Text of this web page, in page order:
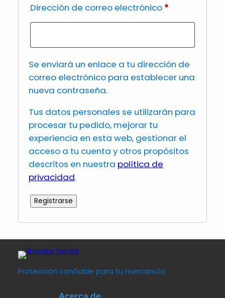
Dirección de correo electrónico *Obligatorio
Se enviará un enlace a tu dirección de
correo electrónico para establecer una
nueva contraseña.
Tus datos personales se utilizarán para
procesar tu pedido, mejorar tu
experiencia en esta web, gestionar el
acceso a tu cuenta y otros propósitos
descritos en nuestra política de
privacidad.
Registrarse
Protección confiable para tu mercancía